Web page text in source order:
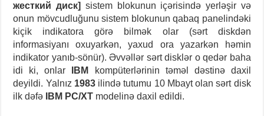
жесткий диск] sistem blokunun içərisində yerləşir və
onun mövcudluğunu sistem blokunun qabaq panelindəki
kiçik indikatora görə bilmək olar (sərt diskdən
informasiyanı oxuyarkən, yaxud ora yazarkən həmin
indikator yanıb-sönür).Əvvəllər sərt disklər o qedər baha
idi ki, onlar
IBM
kompüterlərinin təməl dəstinə daxil
deyildi. Yalnız 1983ilində tutumu 10 Mbayt olan sərt disk
ilk dəfə
IBM PC/XT modelinə daxil edildi.